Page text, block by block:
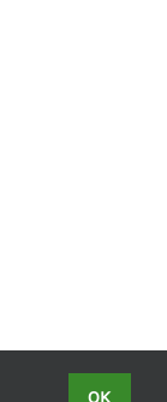
OK